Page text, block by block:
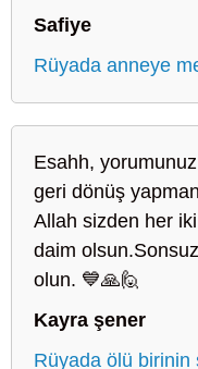
Safiye
Rüyada anneye
Esahh,
geri dönüş
Allah sizden her
daim
olun. 💙🙏🙋
Kayra şener
Rüyada ölü birinin